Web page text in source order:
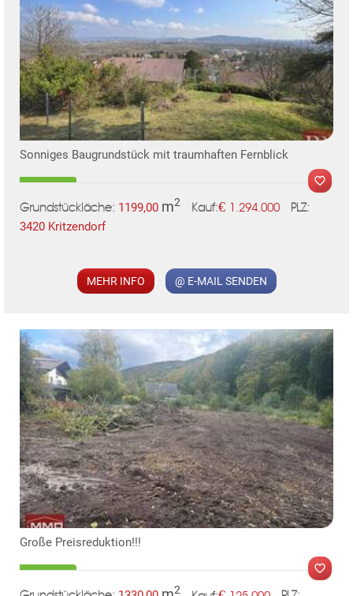
KLIS
KLIS
Sonniges Baugrundstück mit traumhaften Fernblick
Grundstückläche: 1199,00 m2 Kauf:€ 1.294.000 PLZ:
3420 Kritzendorf
MEHR INFO @ E-MAIL SENDEN
Große Preisreduktion!!!
2